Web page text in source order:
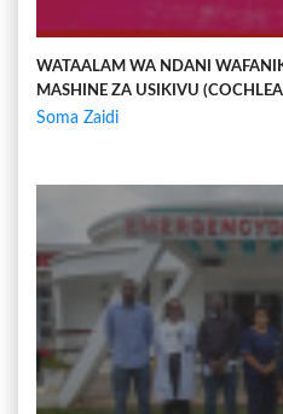
WATAALAM WA NDANI
MASHINE ZA USIKIVU
Soma Zaidi